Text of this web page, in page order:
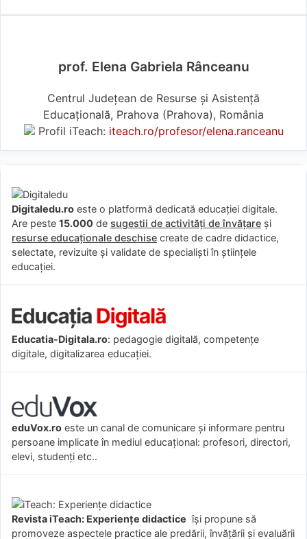
prof. Elena Gabriela Rânceanu
Centrul Județean de Resurse și Asistență
Educațională, Prahova (Prahova), România
Profil iTeach: iteach.ro/profesor/elena.ranceanu
Digitaledu.ro este o platformă dedicată educației digitale.
Are peste 15.000 de sugestii de activități de învățare și
resurse educaționale deschise create de cadre didactice,
selectate, revizuite și validate de specialiști în științele
educației.
Educatia-Digitala.ro: pedagogie digitală, competențe
digitale, digitalizarea educației.
eduVox.ro este un canal de comunicare și informare pentru
persoane implicate în mediul educațional: profesori, directori,
elevi, studenți etc..
Revista iTeach: Experienţe didactice îşi propune să
promoveze aspectele practice ale predării, învăţării şi evaluării